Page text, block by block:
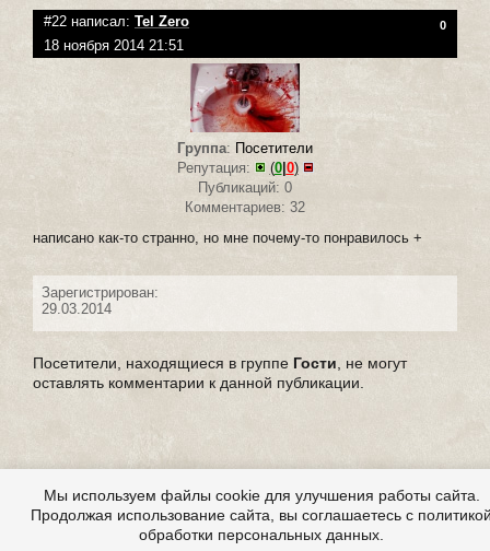
#22 написал: Tel Zero 0
18 ноября 2014 21:51
Группа: Посетители
Репутация:
(0| 0)
Публикаций: 0
Комментариев: 32
написано как-то странно, но мне почему-то понравилось +
Зарегистрирован:
29.03.2014
Посетители, находящиеся в группе Гости , не могут
оставлять комментарии к данной публикации.
Мы используем файлы cookie для улучшения работы сайта.
Продолжая использование сайта, вы соглашаетесь с
обработки персональных данных.